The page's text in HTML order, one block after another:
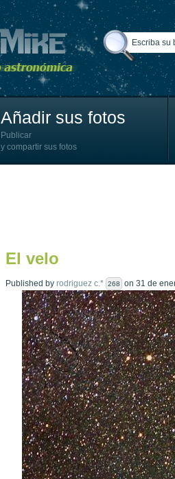
Añadir sus fotos
Publicar
y compartir sus fotos
El velo
Published by rodriguez c.* 268 on 31 de